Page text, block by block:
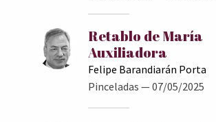
Retablo de María
Auxiliadora
Felipe Barandiarán Porta
Pinceladas — 07/05/2025